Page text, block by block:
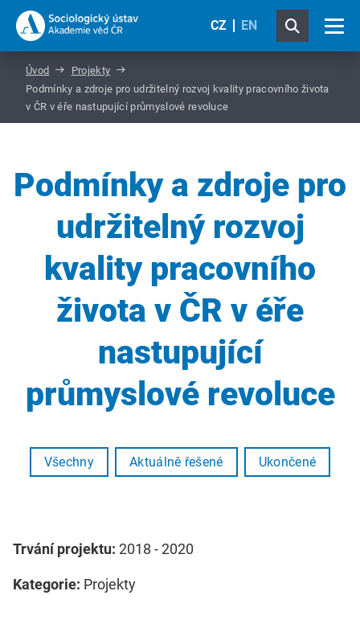
CZ EN
Úvod
Projekty
Podmínky a zdroje pro udržitelný rozvoj kvality pracovního života
v ČR v éře nastupující průmyslové revoluce
Podmínky a zdroje pro
udržitelný rozvoj
kvality pracovního
života v ČR v éře
nastupující
průmyslové revoluce
Všechny Aktuálně řešené Ukončené
Trvání projektu: 2018 - 2020
Kategorie: Projekty